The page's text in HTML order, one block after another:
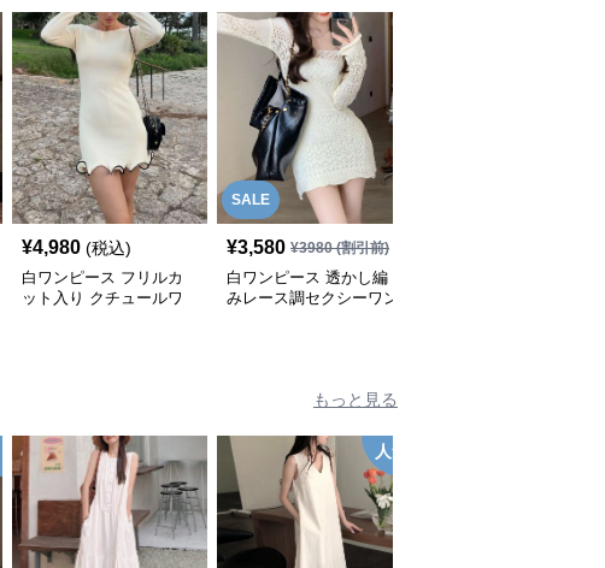
¥4,980 (税込)
白ワンピース フリルカ
ット入り クチュールワ
SALE
¥3,580 ¥3980(割引前)
白ワンピース 透かし編
みレース調セクシーワン
もっと見る
人気